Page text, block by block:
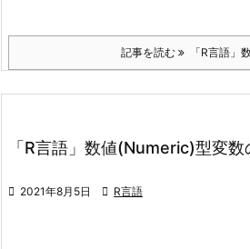
記事を読む 「R言語」
「R言語」数値(Numeric)型変
 2021年8月5日  R言語